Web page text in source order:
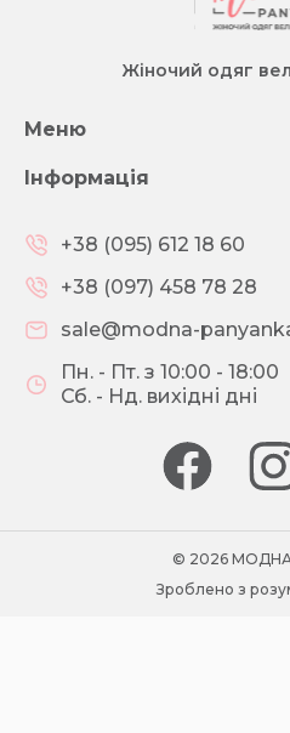
Жіночий одяг
Меню
Інформація
+38 (095) 612 18 60
+38 (097) 458 78 28
sale@modna-
Пн. - Пт. з 10:00 - 18:00
Сб. - Нд. вихідні дні
© 2026
Зроблено з